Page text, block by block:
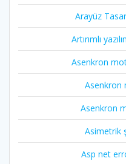
Arayüz
Artırımlı
Asenkron
Asenkron
Asenkron
Asimetrik
Asp net